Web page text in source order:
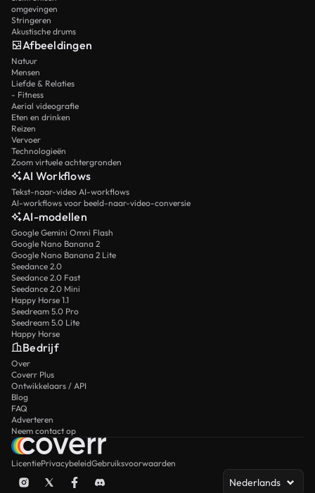
omgevingen
Stringeren
Akustische drums
Afbeeldingen
Natuur
Mensen
Liefde & Relaties
- Fitness
Aerial videografie
Eten en drinken
Reizen
Vervoer
Technologieën
Zoom virtuele achtergronden
AI Workflows
Tekst-naar-video AI-workflows
AI-workflows voor beeld-naar-video-conversie
AI-modellen
Google Gemini Omni Flash
Google Nano Banana 2
Google Nano Banana 2 Lite
Seedance 2.0
Seedance 2.0 Fast
Seedance 2.0 Mini
Happy Horse 1.1
Seedream 5.0 Pro
Seedream 5.0 Lite
Happy Horse
Bedrijf
Over
Coverr Plus
Ontwikkelaars / API
Blog
FAQ
Adverteren
Neem contact op
LicentiePrivacybeleidGebruiksvoorwaarden
Nederlands